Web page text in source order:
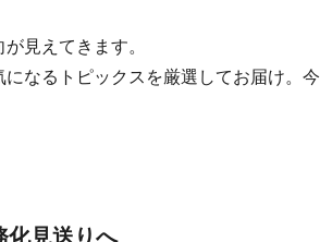
見えてきます。
なるトピックスを厳選してお届け。今
化見送りへ